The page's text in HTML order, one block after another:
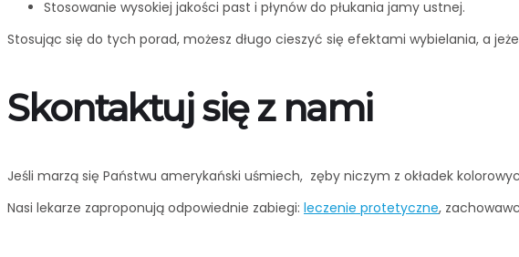
Stosowanie wysokiej jakości past i płynów do płukania jamy ustnej.
Stosując się do tych porad, możesz długo cieszyć się efektami wybielania, a
Skontaktuj się z nami
Jeśli marzą się Państwu amerykański uśmiech, zęby niczym z okładek
Nasi lekarze zaproponują odpowiednie zabiegi: leczenie protetyczne,